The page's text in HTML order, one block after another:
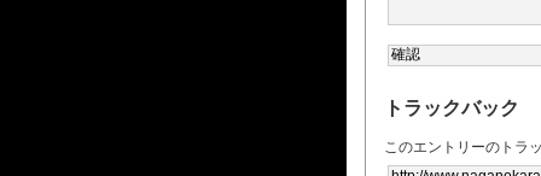
トラックバック
このエントリーのトラ